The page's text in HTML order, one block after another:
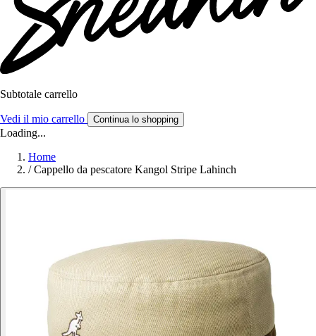
Subtotale carrello
Vedi il mio carrello Continua lo shopping
Loading...
Home
/ Cappello da pescatore Kangol Stripe Lahinch